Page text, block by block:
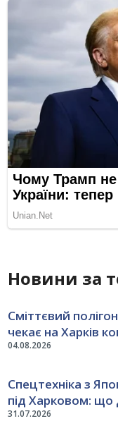
Новини за
04.08.2026
Сміттєвий
чекає на Харків
31.07.2026
Спецтехніка з
під Харковом: що